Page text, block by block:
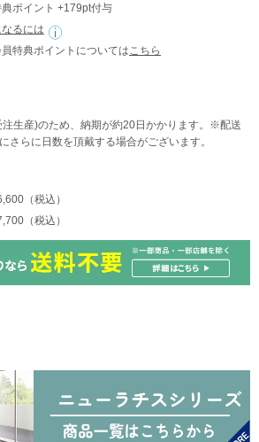
ポイント +179pt付与
るには
特典ポイントについては こちら
生産)のため、納期が約20日かかります。※配送
さらに日数を頂戴する場合がございます。
（税込）
（税込）